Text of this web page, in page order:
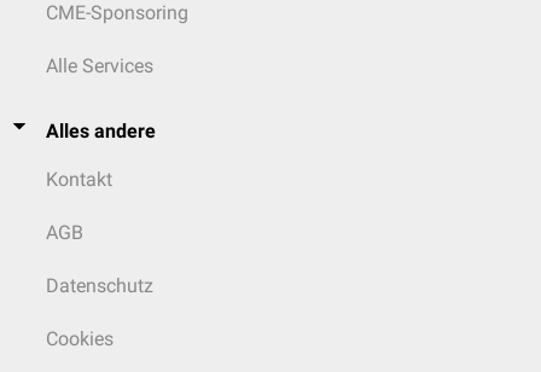
CME-Sponsoring
Alle Services
Alles andere
Kontakt
AGB
Datenschutz
Cookies